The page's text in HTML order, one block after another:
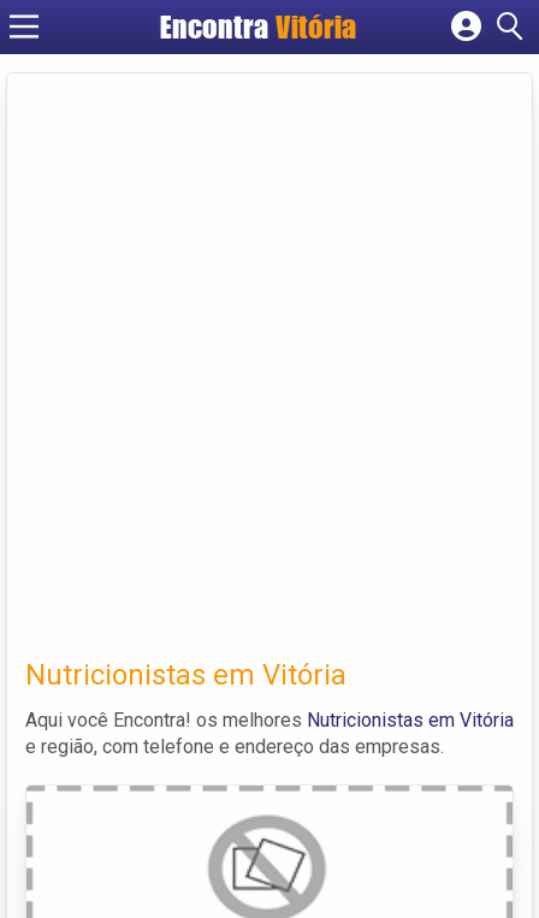
Encontra Vitória
Cadastrar empresa
Nutricionistas em Vitória
Aqui você Encontra! os melhores Nutricionistas em Vitória
e região, com telefone e endereço das empresas.